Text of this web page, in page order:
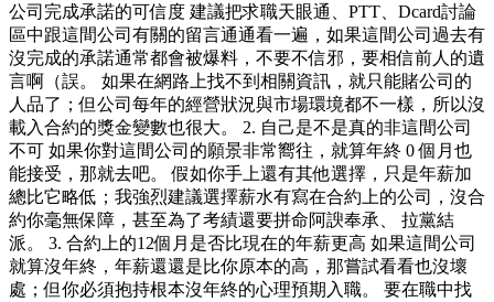
公司完成承諾的可信度 建議把求職天眼通、PTT、Dcard討論
區中跟這間公司有關的留言通通看一遍，如果這間公司過去有
沒完成的承諾通常都會被爆料，不要不信邪，要相信前人的遺
言啊（誤。 如果在網路上找不到相關資訊，就只能賭公司的
人品了；但公司每年的經營狀況與市場環境都不一樣，所以沒
載入合約的獎金變數也很大。 2. 自己是不是真的非這間公司
不可 如果你對這間公司的願景非常嚮往，就算年終 0 個月也
能接受，那就去吧。 假如你手上還有其他選擇，只是年薪加
總比它略低；我強烈建議選擇薪水有寫在合約上的公司，沒合
約你毫無保障，甚至為了考績還要拼命阿諛奉承、 拉黨結
派。 3. 合約上的12個月是否比現在的年薪更高 如果這間公司
就算沒年終，年薪還還是比你原本的高，那嘗試看看也沒壞
處；但你必須抱持根本沒年終的心理預期入職。 要在職中找